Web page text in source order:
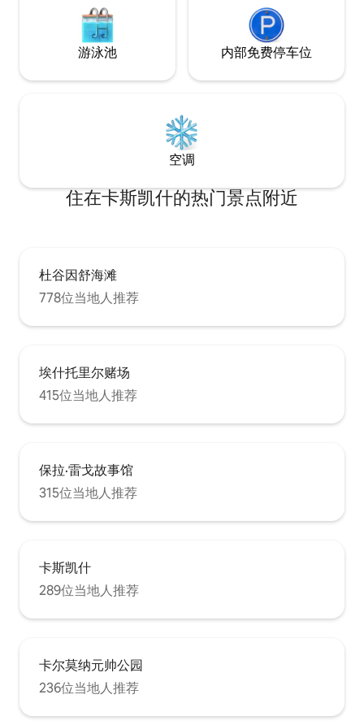
可以使用一栋配备2间卧室、客厅和厨房的
房子，完全私密，可通往配备无边泳池的
大花园，在那里他们可以欣赏美丽的景
的故事和信息。 我喜欢骑自行车，熟悉
Serra 我可以分享山脉的秘密，并为该地区
，风景如画的村庄，毗邻卡斯凯斯和里斯
本（ 20分钟） ，在塞拉德辛特拉及其古迹
有徒步小径。 金乔海滩及其独特美景的野
生沙丘是冲浪/风筝冲浪/风帆冲浪/风帆冲
游泳池 内部免费停车位
空调
住在卡斯凯什的热门景点附近
杜谷因舒海滩
778位当地人推荐
埃什托里尔赌场
415位当地人推荐
保拉·雷戈故事馆
315位当地人推荐
卡斯凯什
289位当地人推荐
卡尔莫纳元帅公园
236位当地人推荐